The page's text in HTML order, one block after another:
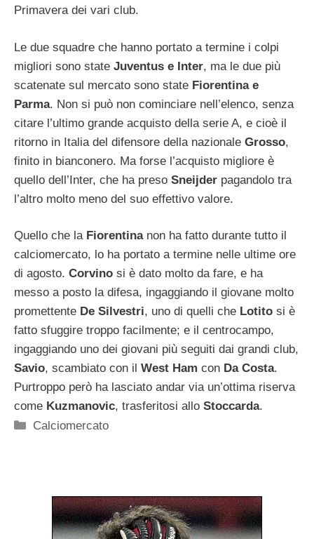
Primavera dei vari club.
Le due squadre che hanno portato a termine i colpi
migliori sono state Juventus e Inter, ma le due più
scatenate sul mercato sono state Fiorentina e
Parma. Non si può non cominciare nell’elenco, senza
citare l’ultimo grande acquisto della serie A, e cioè il
ritorno in Italia del difensore della nazionale Grosso,
finito in bianconero. Ma forse l’acquisto migliore è
quello dell’Inter, che ha preso Sneijder pagandolo tra
l’altro molto meno del suo effettivo valore.
Quello che la Fiorentina non ha fatto durante tutto il
calciomercato, lo ha portato a termine nelle ultime ore
di agosto. Corvino si è dato molto da fare, e ha
messo a posto la difesa, ingaggiando il giovane molto
promettente De Silvestri, uno di quelli che Lotito si è
fatto sfuggire troppo facilmente; e il centrocampo,
ingaggiando uno dei giovani più seguiti dai grandi club,
Savio, scambiato con il West Ham con Da Costa.
Purtroppo però ha lasciato andar via un’ottima riserva
come Kuzmanovic, trasferitosi allo Stoccarda.
Categorie
Calciomercato